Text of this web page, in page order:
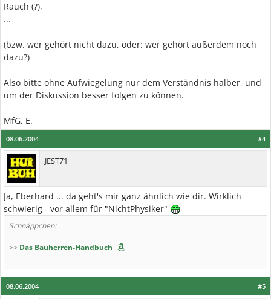
Rauch (?),
...
(bzw. wer gehört nicht dazu, oder: wer gehört außerdem noch
dazu?)
Also bitte ohne Aufwiegelung nur dem Verständnis halber, und
um der Diskussion besser folgen zu können.
MfG, E.
#4
08.06.2004
JEST71
Ja, Eberhard ... da geht's mir ganz ähnlich wie dir. Wirklich
schwierig - vor allem für "NichtPhysiker"
Schnäppchen:
>> Das Bauherren-Handbuch
#5
08.06.2004